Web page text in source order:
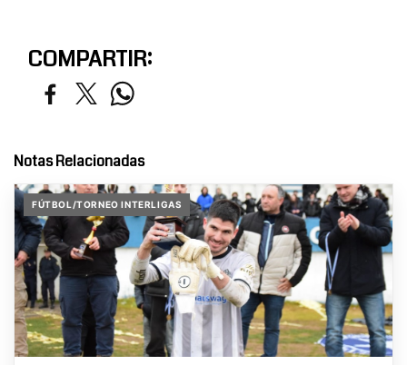
COMPARTIR:
Notas Relacionadas
FÚTBOL/TORNEO INTERLIGAS